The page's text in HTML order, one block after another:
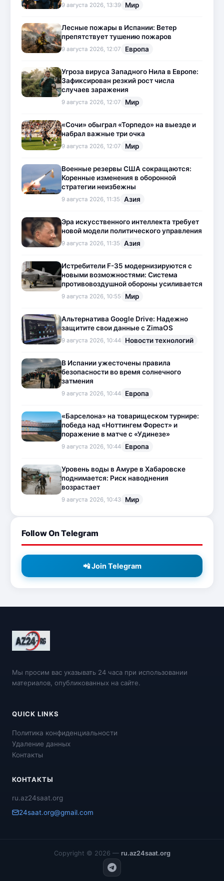
9 августа 2026, 13:39 Мир
Лесные пожары в Испании: Ветер
препятствует тушению пожаров
9 августа 2026, 12:07 Европа
Угроза вируса Западного Нила в Европе:
Зафиксирован резкий рост числа
случаев заражения
9 августа 2026, 12:07 Мир
«Сочи» обыграл «Торпедо» на выезде и
набрал важные три очка
9 августа 2026, 12:07 Мир
Военные резервы США сокращаются:
Коренные изменения в оборонной
стратегии неизбежны
9 августа 2026, 11:35 Азия
Эра искусственного интеллекта требует
новой модели политического управления
9 августа 2026, 11:35 Азия
Истребители F-35 модернизируются с
новыми возможностями: Система
противовоздушной обороны усиливается
9 августа 2026, 10:55 Мир
Альтернатива Google Drive: Надежно
защитите свои данные с ZimaOS
9 августа 2026, 10:44 Новости технологий
В Испании ужесточены правила
безопасности во время солнечного
затмения
9 августа 2026, 10:44 Европа
«Барселона» на товарищеском турнире:
победа над «Ноттингем Форест» и
поражение в матче с «Удинезе»
9 августа 2026, 10:44 Европа
Уровень воды в Амуре в Хабаровске
поднимается: Риск наводнения
возрастает
9 августа 2026, 10:43 Мир
Follow On Telegram
📲 Join Telegram
Мы просим вас указывать 24 часа при использовании
материалов, опубликованных на сайте.
QUICK LINKS
Политика конфиденциальности
Удаление данных
Контакты
КОНТАКТЫ
ru.az24saat.org
24saat.org@gmail.com
Copyright © 2026 — ru.az24saat.org